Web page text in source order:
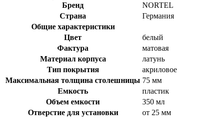
Бренд
NORTEL
Страна
Германия
Общие характеристики
Цвет
белый
Фактура
матовая
Материал корпуса
латунь
Тип покрытия
акриловое
Максимальная толщина столешницы 75 мм
Емкость
пластик
Объем емкости
350 мл
Отверстие для установки
от 25 мм